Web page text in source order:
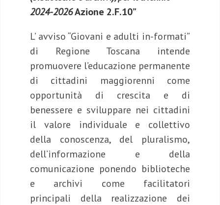
2024-2026Azione 2.F.10”
L’ avviso “Giovani e adulti in-formati”
di Regione Toscana intende
promuovere l’educazione permanente
di cittadini maggiorenni come
opportunità di crescita e di
benessere e sviluppare nei cittadini
il valore individuale e collettivo
della conoscenza, del pluralismo,
dell’informazione e della
comunicazione ponendo biblioteche
e archivi come facilitatori
principali della realizzazione dei